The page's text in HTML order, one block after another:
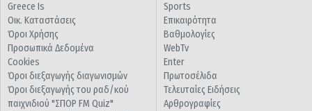
Greece Is
Οικ. Καταστάσεις
Όροι Χρήσης
Προσωπικά Δεδομένα
Cookies
Όροι διεξαγωγής διαγωνισμών
Όροι διεξαγωγής του ραδ/κού
παιχνιδιού "ΣΠΟΡ FM Quiz"
Sports
Επικαιρότητα
Βαθμολογίες
WebTv
Enter
Πρωτοσέλιδα
Τελευταίες Ειδήσεις
Αρθρογραφίες